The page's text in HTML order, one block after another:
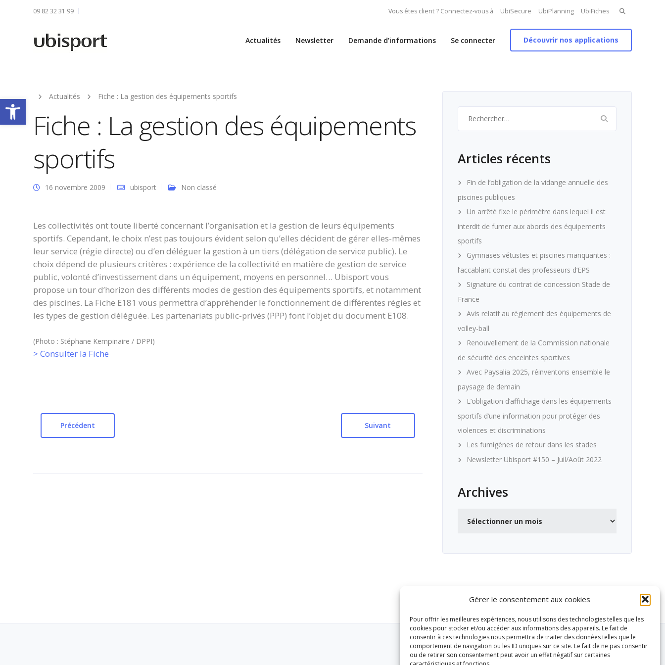
Ouvrir la barre d’outils
Gérer le consentement aux cookies
Pour offrir les meilleures expériences, nous utilisons des technologies telles que les
cookies pour stocker et/ou accéder aux informations des appareils. Le fait de
consentir à ces technologies nous permettra de traiter des données telles que le
comportement de navigation ou les ID uniques sur ce site. Le fait de ne pas consentir
ou de retirer son consentement peut avoir un effet négatif sur certaines
Vous êtes client ? Connectez-vous à UbiSecure UbiPlanning UbiFiches Search
for:
09 82 32 31 99
Actualités Newsletter Demande d’informations Se connecter Découvrir nos applications
Actualités Fiche : La gestion des équipements sportifs
Fiche : La gestion des équipements
sportifs
16 novembre 2009 ubisport Non classé
Les collectivités ont toute liberté concernant l’organisation et la gestion de leurs équipements
sportifs. Cependant, le choix n’est pas toujours évident selon qu’elles décident de gérer elles-mêmes
leur service (régie directe) ou d’en déléguer la gestion à un tiers (délégation de service public). Le
choix dépend de plusieurs critères : expérience de la collectivité en matière de gestion de service
public, volonté d’investissement dans un équipement, moyens en personnel… Ubisport vous
propose un tour d’horizon des différents modes de gestion des équipements sportifs, et notamment
des piscines. La Fiche E181 vous permettra d’appréhender le fonctionnement de différentes régies et
les types de gestion déléguée. Les partenariats public-privés (PPP) font l’objet du document E108.
(Photo : Stéphane Kempinaire / DPPI)
> Consulter la Fiche
Précédent Suivant
Articles récents
Fin de l’obligation de la vidange annuelle des
piscines publiques
Un arrêté fixe le périmètre dans lequel il est
interdit de fumer aux abords des équipements
sportifs
Gymnases vétustes et piscines manquantes :
l’accablant constat des professeurs d’EPS
Signature du contrat de concession Stade de
France
Avis relatif au règlement des équipements de
volley-ball
Renouvellement de la Commission nationale
de sécurité des enceintes sportives
Avec Paysalia 2025, réinventons ensemble le
paysage de demain
L’obligation d’affichage dans les équipements
sportifs d’une information pour protéger des
violences et discriminations
Les fumigènes de retour dans les stades
Newsletter Ubisport #150 – Juil/Août 2022
Archives